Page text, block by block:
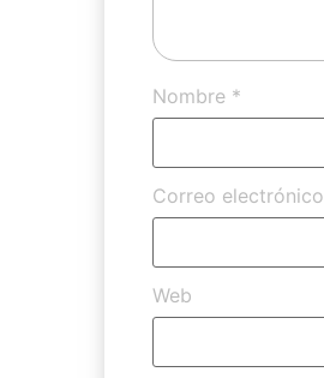
Nombre *
Correo electrónico
Web